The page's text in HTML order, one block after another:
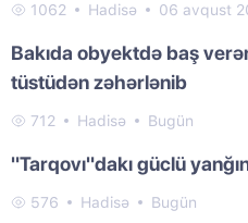
1062 Hadisə 06 avqust
Bakıda obyektdə baş
tüstüdən zəhərlənib
712 Hadisə Bugün
"Tarqovı"dakı güclü
576 Hadisə Bugün